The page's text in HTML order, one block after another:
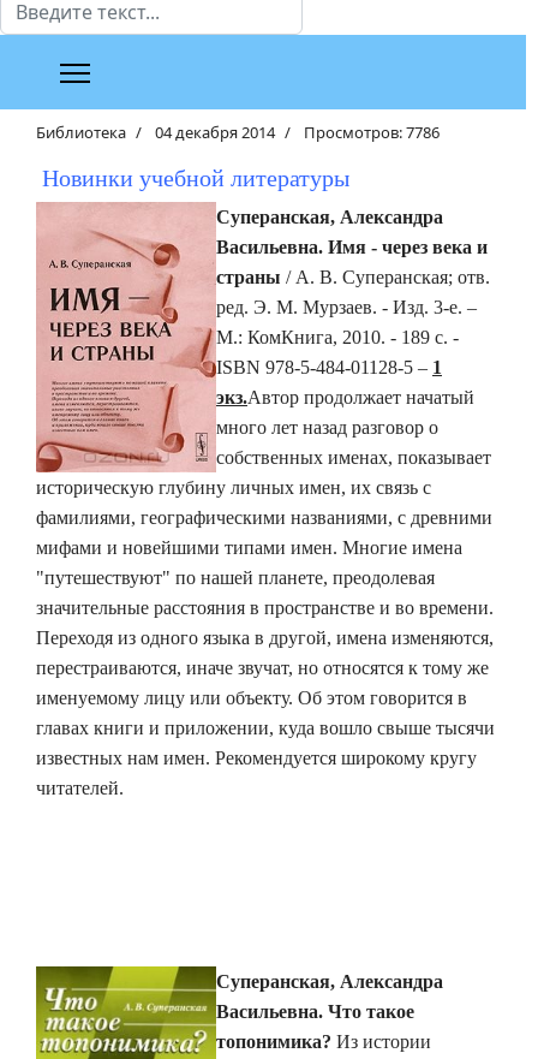
Библиотека 04 декабря 2014 Просмотров: 7786
Новинки учебной литературы
Суперанская, Александра
Васильевна. Имя - через века и
страны / А. В. Суперанская; отв.
ред. Э. М. Мурзаев. - Изд. 3-е. –
М.: КомКнига, 2010. - 189 с. -
ISBN 978-5-484-01128-5 – 1
экз.Автор продолжает начатый
много лет назад разговор о
собственных именах, показывает
историческую глубину личных имен, их связь с
фамилиями, географическими названиями, с древними
мифами и новейшими типами имен. Многие имена
"путешествуют" по нашей планете, преодолевая
значительные расстояния в пространстве и во времени.
Переходя из одного языка в другой, имена изменяются,
перестраиваются, иначе звучат, но относятся к тому же
именуемому лицу или объекту. Об этом говорится в
главах книги и приложении, куда вошло свыше тысячи
известных нам имен. Рекомендуется широкому кругу
читателей.
Суперанская, Александра
Васильевна. Что такое
топонимика? Из истории